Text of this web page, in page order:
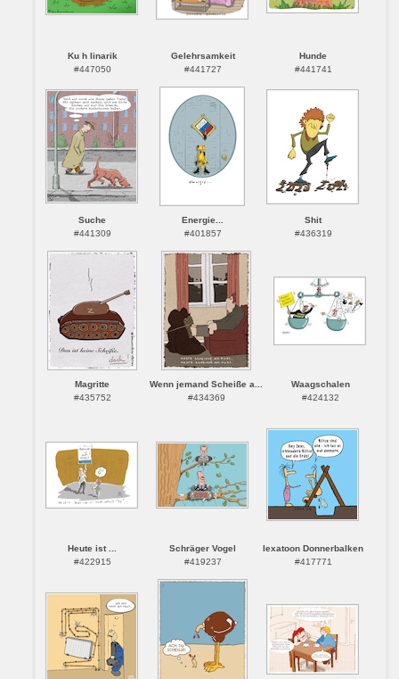
Ku h linarik
#447050
Gelehrsamkeit
#441727
Hunde
#441741
Suche
#441309
Energie...
#401857
Shit
#436319
Magritte
#435752
Wenn jemand Scheiße a...
#434369
Waagschalen
#424132
Heute ist ...
#422915
Schräger Vogel
#419237
lexatoon Donnerbalken
#417771